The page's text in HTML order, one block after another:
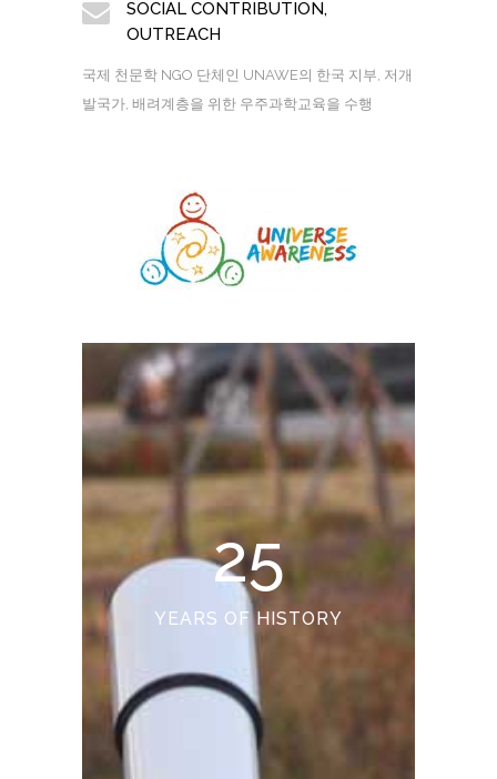
SOCIAL CONTRIBUTION,
OUTREACH
국제 천문학 NGO 단체인 UNAWE의 한국 지부, 저개
발국가, 배려계층을 위한 우주과학교육을 수행
25
YEARS OF HISTORY